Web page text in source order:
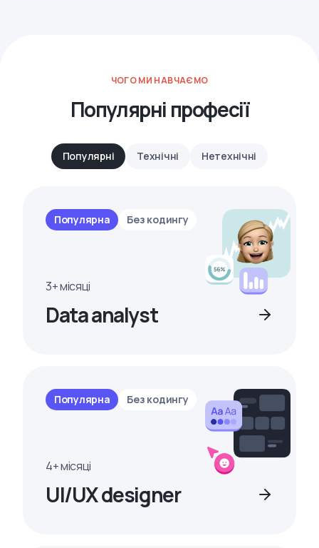
ЧОГО МИ НАВЧАЄМО
Популярні професії
Популярні Технічні Нетехнічні
Популярна Без кодингу
3+ місяці
Data analyst
Популярна Без кодингу
4+ місяці
UI/UX designer